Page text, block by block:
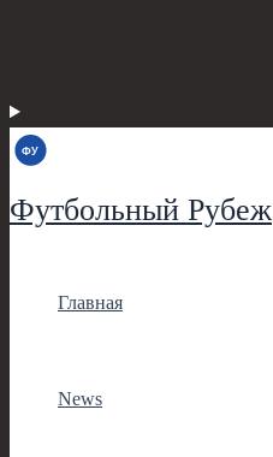
Футбольный Рубеж
Главная
News